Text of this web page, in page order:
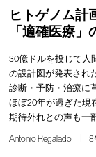
ヒトゲノム計
「適確医療」
30億ドルを投じて人
の設計図が発表され
診断・予防・治療に
ほぼ20年が過ぎた現
期待外れとの声も一
Antonio Regalado 8